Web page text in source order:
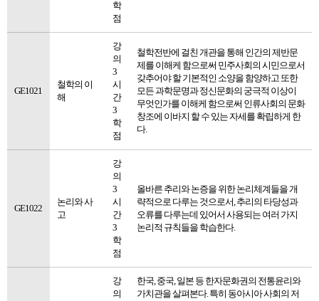
학
점
GE1021
철학의 이
해
강
의
3
시
간
3
학
점
철학전반에 걸친 개관을 통해 인간의 제반문
제를 이해케 함으로써 민주사회의 시민으로서
갖추어야 할 기본적인 소양을 함양하고 또한
모든 과학문명과 정신문화의 궁극적 이상이
무엇인가를 이해케 함으로써 인류사회의 문화
창조에 이바지 할 수 있는 자세를 확립하게 한
다.
GE1022
논리와 사
고
강
의
3
시
간
3
학
점
올바른 추리와 논증을 위한 논리체계들을 개
략적으로 다루는 것으로서, 추리의 타당성과
오류를 다루는데 있어서 사용되는 여러 가지
논리적 규칙들을 학습한다.
강
의
한국, 중국, 일본 등 한자문화권의 전통윤리와
가치관을 살펴본다. 특히 동아시아 사회의 저